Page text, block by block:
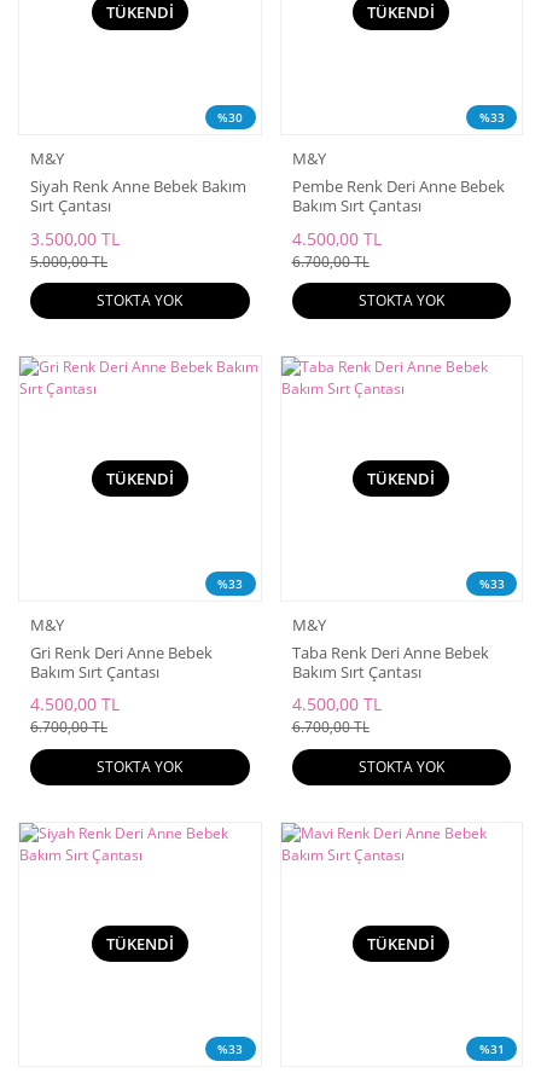
%30
TÜKENDİ
M&Y
Siyah Renk Anne Bebek Bakım
Sırt Çantası
3.500,00 TL
5.000,00 TL
STOKTA YOK
%33
TÜKENDİ
M&Y
Pembe Renk Deri Anne Bebek
Bakım Sırt Çantası
4.500,00 TL
6.700,00 TL
STOKTA YOK
%33
TÜKENDİ
M&Y
Gri Renk Deri Anne Bebek
Bakım Sırt Çantası
4.500,00 TL
6.700,00 TL
STOKTA YOK
%33
TÜKENDİ
M&Y
Taba Renk Deri Anne Bebek
Bakım Sırt Çantası
4.500,00 TL
6.700,00 TL
STOKTA YOK
%33
TÜKENDİ
%31
TÜKENDİ